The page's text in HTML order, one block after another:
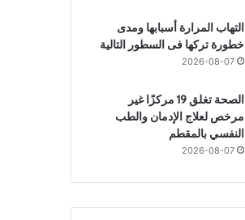
التهاب المرارة أسبابها ومدى
خطورة تركها فى السطور التالية
2026-08-07
الصحة تغلق 19 مركزًا غير
مرخص لعلاج الإدمان والطب
النفسي بالمقطم
2026-08-07